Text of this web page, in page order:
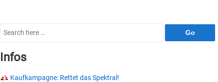
Search
Infos
Kaufkampagne: Rettet das Spektral!